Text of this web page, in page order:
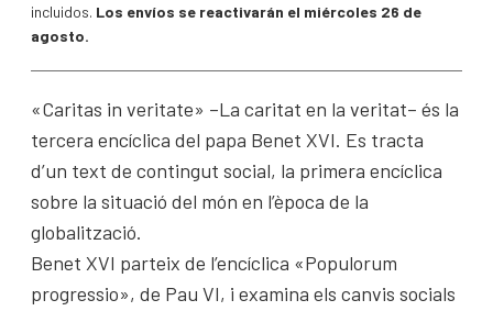
incluidos. Los envíos se reactivarán el miércoles 26 de
agosto.
«Caritas in veritate» –La caritat en la veritat– és la
tercera encíclica del papa Benet XVI. Es tracta
d’un text de contingut social, la primera encíclica
sobre la situació del món en l’època de la
globalització.
Benet XVI parteix de l’encíclica «Populorum
progressio», de Pau VI, i examina els canvis socials